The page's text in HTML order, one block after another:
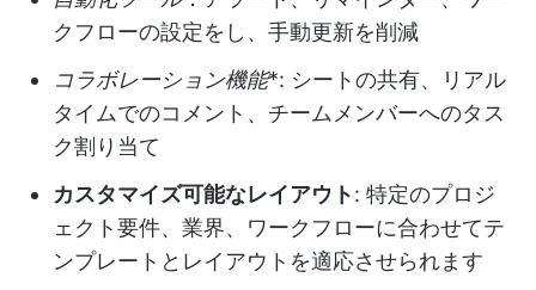
クフローの設定をし、手動更新を削減
コラボレーション機能*: シートの共有、リアル
タイムでのコメント、チームメンバーへのタス
ク割り当て
カスタマイズ可能なレイアウト: 特定のプロジ
ェクト要件、業界、ワークフローに合わせてテ
ンプレートとレイアウトを適応させられます